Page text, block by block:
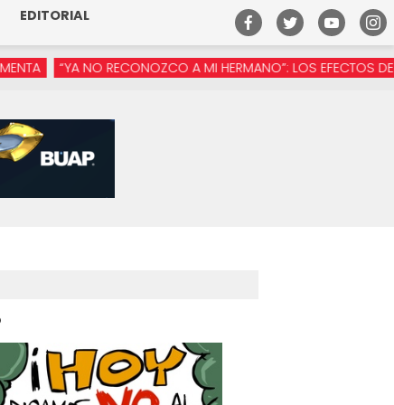
EDITORIAL
RECONOZCO A MI HERMANO”: LOS EFECTOS DE LA